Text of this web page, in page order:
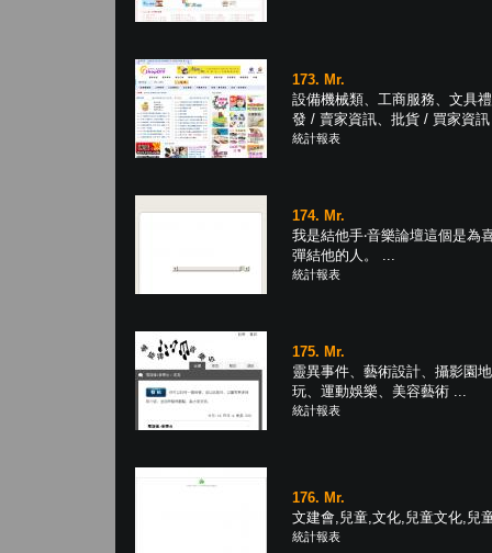
173. Mr.
設備機械類、工商服務、文具
發 / 賣家資訊、批貨 / 買家資
統計報表
174. Mr.
我是結他手‧音樂論壇這個是為
彈結他的人。 ...
統計報表
175. Mr.
靈異事件、藝術設計、攝影園
玩、運動娛樂、美容藝術 ...
統計報表
176. Mr.
文建會,兒童,文化,兒童文化,兒
統計報表